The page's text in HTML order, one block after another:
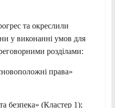
та окреслили
у виконанні умов для
розділами:
права»
безпека» (Кластер 1);